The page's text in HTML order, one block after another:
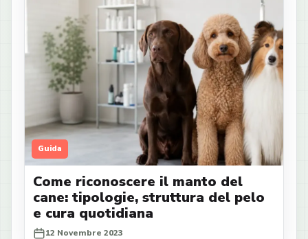
Guida
Come riconoscere il manto del
cane: tipologie, struttura del pelo
e cura quotidiana
12 Novembre 2023